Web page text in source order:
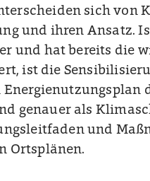
sich von
und ihren Ansatz.
und hat bereits die
ist die
Energienutzungsplan
genauer als
und
Ortsplänen.